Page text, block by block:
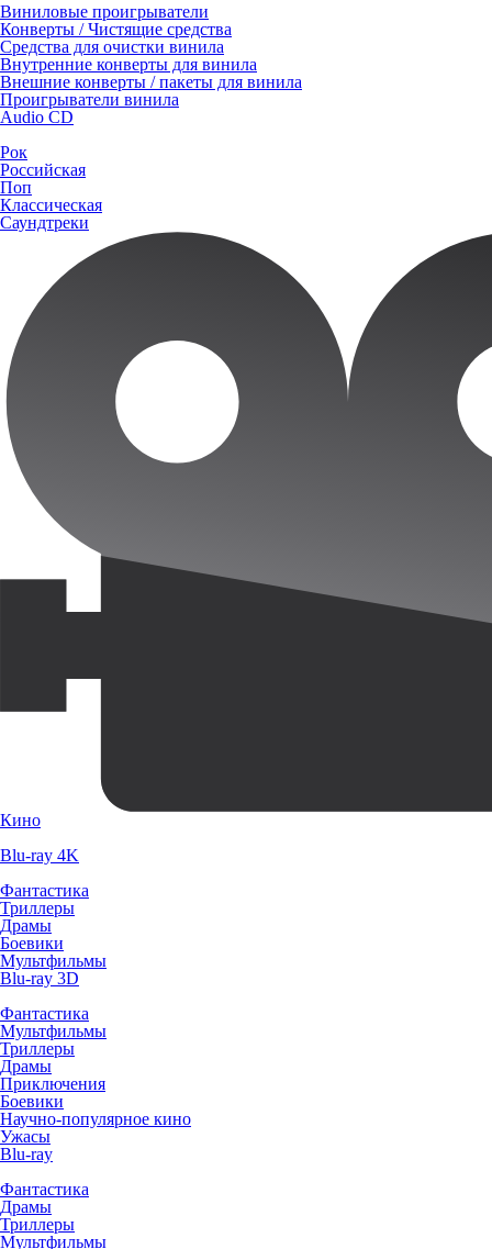
Виниловые проигрыватели
Конверты / Чистящие средства
Средства для очистки винила
Внутренние конверты для винила
Внешние конверты / пакеты для винила
Проигрыватели винила
Audio CD
Рок
Российская
Поп
Классическая
Саундтреки
Кино
Blu-ray 4K
Фантастика
Триллеры
Драмы
Боевики
Мультфильмы
Blu-ray 3D
Фантастика
Мультфильмы
Триллеры
Драмы
Приключения
Боевики
Научно-популярное кино
Ужасы
Blu-ray
Фантастика
Драмы
Триллеры
Мультфильмы